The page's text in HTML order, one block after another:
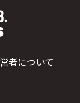
者について